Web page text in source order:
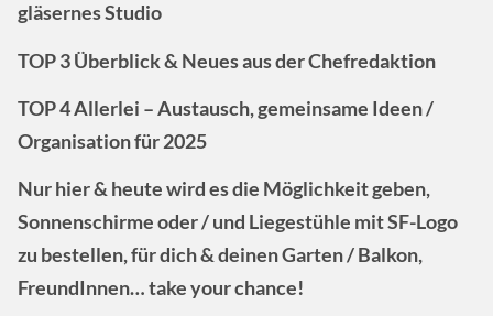
gläsernes Studio
TOP 3 Überblick & Neues aus der Chefredaktion
TOP 4 Allerlei – Austausch, gemeinsame Ideen /
Organisation für 2025
Nur hier & heute wird es die Möglichkeit geben,
Sonnenschirme oder / und Liegestühle mit SF-Logo
zu bestellen, für dich & deinen Garten / Balkon,
FreundInnen… take your chance!